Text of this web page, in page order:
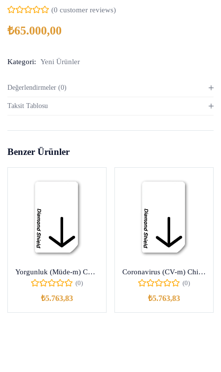
(0 customer reviews)
₺65.000,00
Kategori: Yeni Ürünler
Değerlendirmeler (0)
Taksit Tablosu
Benzer Ürünler
Yorgunluk (Müde-m) Chip Kartı
(0)
₺5.763,83
Coronavirus (CV-m) Chip Kartı
(0)
₺5.763,83